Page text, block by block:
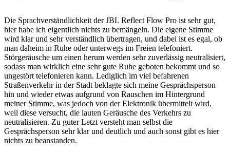
Die Sprachverständlichkeit der JBL Reflect Flow Pro ist sehr gut,
hier habe ich eigentlich nichts zu bemängeln. Die eigene Stimme
wird klar und sehr verständlich übertragen, und dabei ist es egal, ob
man daheim in Ruhe oder unterwegs im Freien telefoniert.
Störgeräusche um einen herum werden sehr zuverlässig neutralisiert,
sodass man wirklich eine sehr gute Ruhe geboten bekommt und so
ungestört telefonieren kann. Lediglich im viel befahrenen
Straßenverkehr in der Stadt beklagte sich meine Gesprächsperson
hin und wieder etwas aufgrund von Rauschen im Hintergrund
meiner Stimme, was jedoch von der Elektronik übermittelt wird,
weil diese versucht, die lauten Geräusche des Verkehrs zu
neutralisieren. Zu guter Letzt versteht man selbst die
Gesprächsperson sehr klar und deutlich und auch sonst gibt es hier
nichts zu beanstanden.